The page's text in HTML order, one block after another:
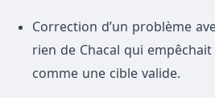
Correction d’un problème
rien de Chacal qui
comme une cible valide.